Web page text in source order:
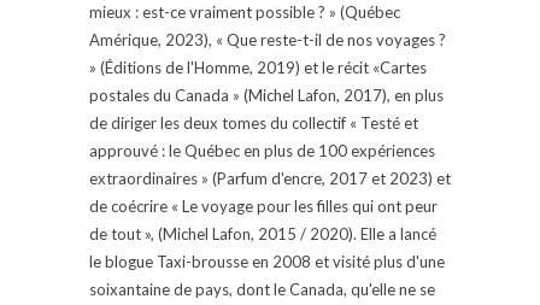
mieux : est-ce vraiment possible ? » (Québec
Amérique, 2023), « Que reste-t-il de nos voyages ?
» (Éditions de l'Homme, 2019) et le récit «Cartes
postales du Canada » (Michel Lafon, 2017), en plus
de diriger les deux tomes du collectif « Testé et
approuvé : le Québec en plus de 100 expériences
extraordinaires » (Parfum d'encre, 2017 et 2023) et
de coécrire « Le voyage pour les filles qui ont peur
de tout », (Michel Lafon, 2015 / 2020). Elle a lancé
le blogue Taxi-brousse en 2008 et visité plus d'une
soixantaine de pays, dont le Canada, qu'elle ne se